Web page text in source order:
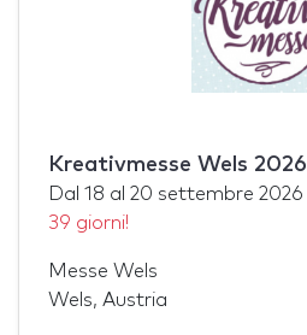
Kreativmesse Wels 2026
Dal 18 al 20 settembre 2026
39 giorni!
Messe Wels
Wels, Austria